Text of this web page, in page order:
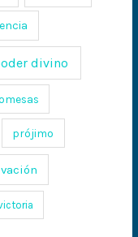
divino
prójimo